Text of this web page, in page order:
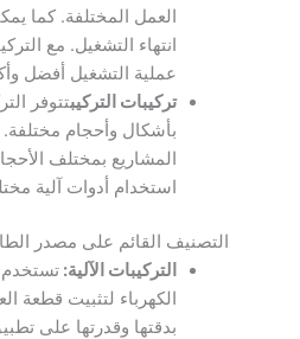
العمل المختلفة. كما
انتهاء التشغيل. مع
عملية التشغيل أفضل
تركيبات التركيبتتوفر
بأشكال وأحجام
المشاريع بمختلف
استخدام أدوات آلية
التصنيف القائم على مصدر
التركيبات الآلية: تستخدم
الكهرباء لتثبيت قطعة
بدقتها وقدرتها على